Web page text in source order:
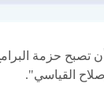
تصبح حزمة
القياسي".